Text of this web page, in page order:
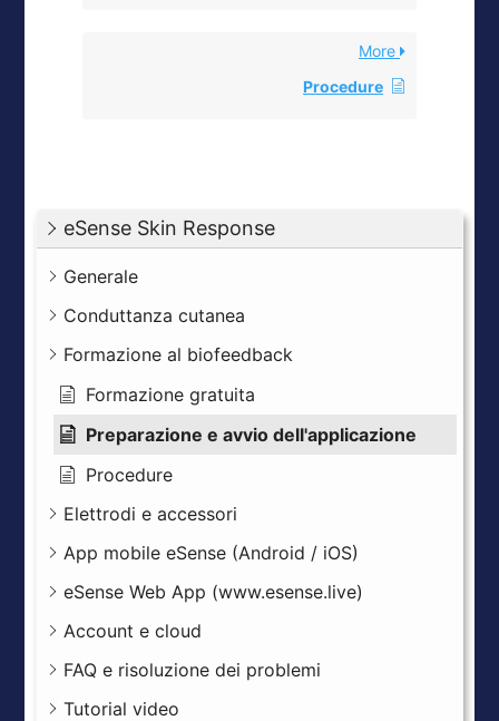
eSense Skin Response
Generale
Conduttanza cutanea
Formazione al biofeedback
Formazione gratuita
Preparazione e avvio dell'applicazione
Procedure
Elettrodi e accessori
App mobile eSense (Android / iOS)
eSense Web App (www.esense.live)
Account e cloud
FAQ e risoluzione dei problemi
Tutorial video
More
Procedure